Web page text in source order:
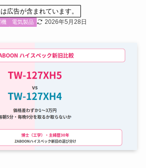
広告が含まれています。
機 電気製品 2026年5月28日